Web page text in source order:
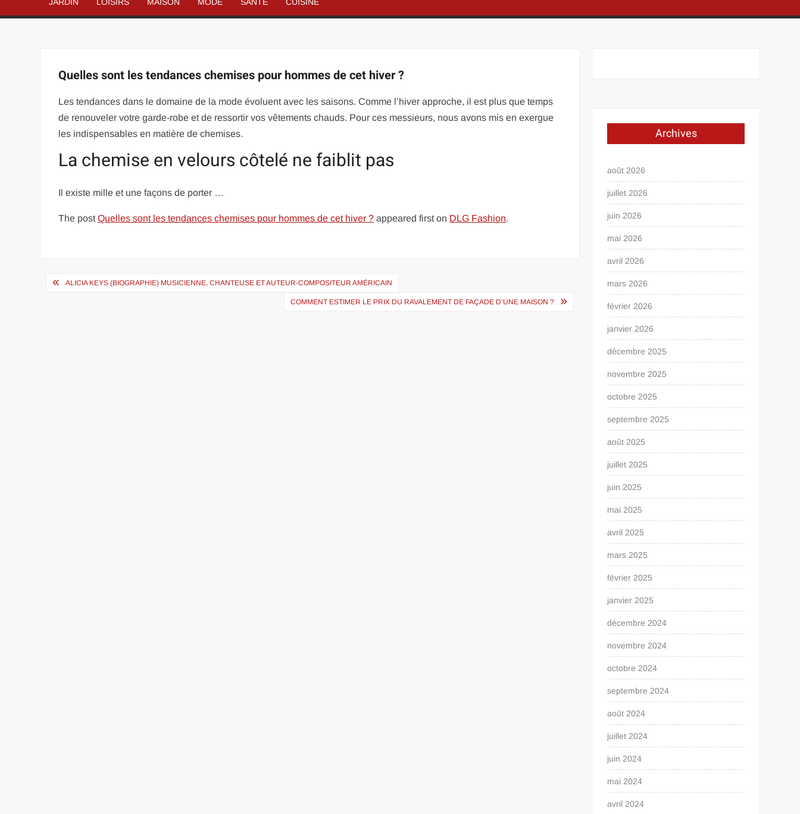
Quelles sont les tendances chemises pour hommes de cet hiver ?
Les tendances dans le domaine de la mode évoluent avec les saisons. Comme l’hiver approche, il est plus que temps
de renouveler votre garde-robe et de ressortir vos vêtements chauds. Pour ces messieurs, nous avons mis en exergue
les indispensables en matière de chemises.
La chemise en velours côtelé ne faiblit pas
Il existe mille et une façons de porter …
The postQuelles sont les tendances chemises pour hommes de cet hiver ? appeared first on DLG Fashion.
Navigation
ALICIA KEYS (BIOGRAPHIE) MUSICIENNE, CHANTEUSE ET AUTEUR-COMPOSITEUR AMÉRICAIN
COMMENT ESTIMER LE PRIX DU RAVALEMENT DE FAÇADE D’UNE MAISON ?
Archives
août 2026
juillet 2026
juin 2026
mai 2026
avril 2026
mars 2026
février 2026
janvier 2026
décembre 2025
novembre 2025
octobre 2025
septembre 2025
août 2025
juillet 2025
juin 2025
mai 2025
avril 2025
mars 2025
février 2025
janvier 2025
décembre 2024
novembre 2024
octobre 2024
septembre 2024
août 2024
juillet 2024
juin 2024
mai 2024
avril 2024